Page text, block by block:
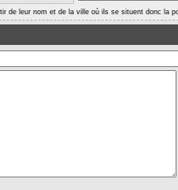
de leur nom et de la ville où ils se situent donc la